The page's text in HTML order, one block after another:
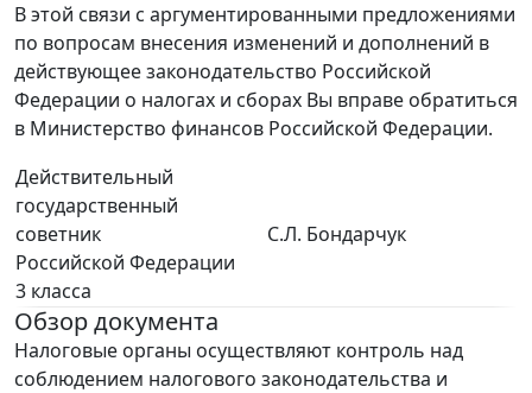
В этой связи с аргументированными предложениями
по вопросам внесения изменений и дополнений в
действующее законодательство Российской
Федерации о налогах и сборах Вы вправе обратиться
в Министерство финансов Российской Федерации.
Действительный
государственный
советник
Российской Федерации
3 класса
С.Л. Бондарчук
Обзор документа
Налоговые органы осуществляют контроль над
соблюдением налогового законодательства и